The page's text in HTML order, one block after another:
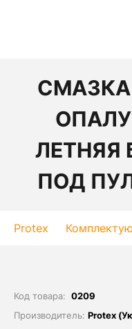
ЛЕТНЯЯ
ПОД
Protex
Код товара: 0209
Производитель: Protex